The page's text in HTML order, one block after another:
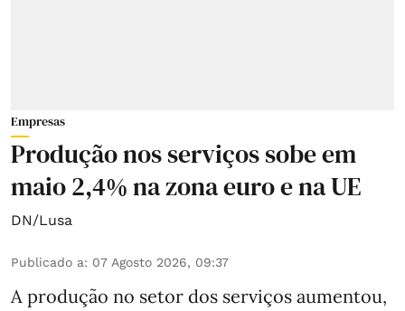
Empresas
Produção nos serviços sobe em
maio 2,4% na zona euro e na UE
DN/Lusa
Publicado a: 07 Agosto 2026, 09:37
A produção no setor dos serviços aumentou,